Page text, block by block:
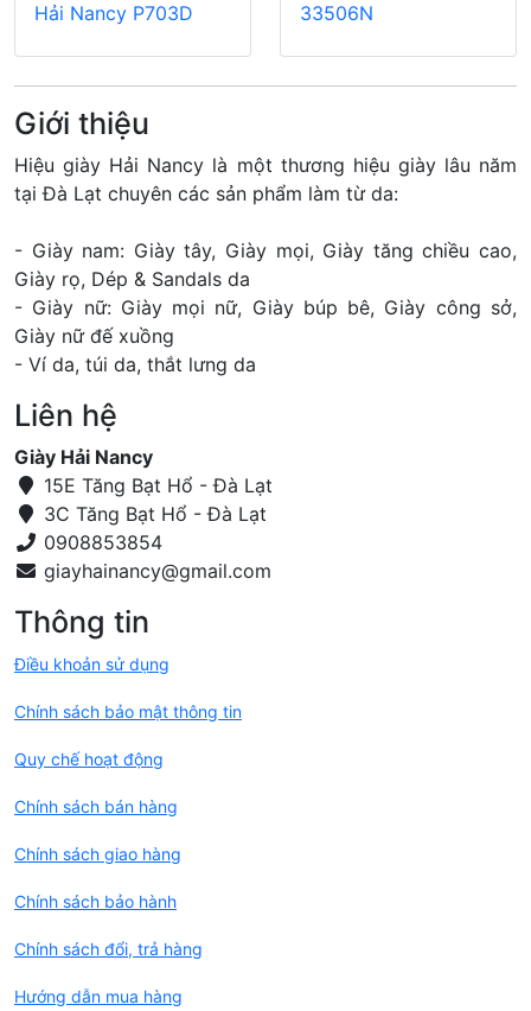
Hải Nancy P703D
33506N
Giới thiệu
Hiệu giày Hải Nancy là một thương hiệu giày lâu năm
tại Đà Lạt chuyên các sản phẩm làm từ da:
- Giày nam: Giày tây, Giày mọi, Giày tăng chiều cao,
Giày rọ, Dép & Sandals da
- Giày nữ: Giày mọi nữ, Giày búp bê, Giày công sở,
Giày nữ đế xuồng
- Ví da, túi da, thắt lưng da
Liên hệ
Giày Hải Nancy
15E Tăng Bạt Hổ - Đà Lạt
3C Tăng Bạt Hổ - Đà Lạt
0908853854
Thông tin
Điều khoản sử dụng
Chính sách bảo mật thông tin
Quy chế hoạt động
Chính sách bán hàng
Chính sách giao hàng
Chính sách bảo hành
Chính sách đổi, trả hàng
Hướng dẫn mua hàng